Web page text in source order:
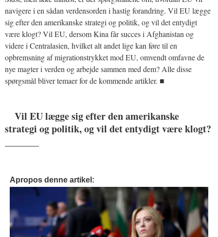
navigere i en sådan verdensorden i hastig forandring. Vil EU lægge
sig efter den amerikanske strategi og politik, og vil det entydigt
være klogt? Vil EU, dersom Kina får succes i Afghanistan og
videre i Centralasien, hvilket alt andet lige kan føre til en
opbremsning af migrationstrykket mod EU, omvendt omfavne de
nye magter i verden og arbejde sammen med dem? Alle disse
spørgsmål bliver temaer for de kommende artikler. ■
Vil EU lægge sig efter den amerikanske
strategi og politik, og vil det entydigt være klogt?
Apropos denne artikel: